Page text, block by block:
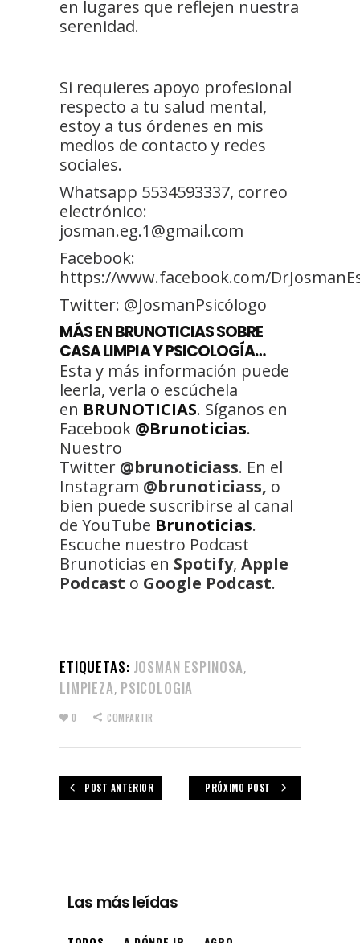
en lugares que reflejen nuestra
serenidad.
Si requieres apoyo profesional
respecto a tu salud mental,
estoy a tus órdenes en mis
medios de contacto y redes
sociales.
Whatsapp 5534593337, correo
electrónico:
josman.eg.1@gmail.com
Facebook:
https://www.facebook.com/
Twitter: @JosmanPsicólogo
MÁS EN BRUNOTICIAS SOBRE
CASA LIMPIA Y PSICOLOGÍA…
Esta y más información puede
leerla, verla o escúchela
en BRUNOTICIAS. Síganos en
Facebook @Brunoticias.
Nuestro
Twitter @brunoticiass. En el
Instagram @brunoticiass, o
bien puede suscribirse al canal
de YouTube Brunoticias.
Escuche nuestro Podcast
Brunoticias en Spotify, Apple
Podcast o Google Podcast.
ETIQUETAS: JOSMAN ESPINOSA,
LIMPIEZA, PSICOLOGIA
0 COMPARTIR
POST ANTERIOR PRÓXIMO POST
Las más leídas